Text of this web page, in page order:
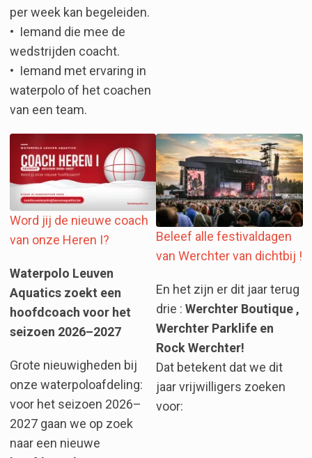
per week kan begeleiden.
•⁠ ⁠Iemand die mee de
wedstrijden coacht.
•⁠ ⁠Iemand met ervaring in
waterpolo of het coachen
van een team.
Word jij de nieuwe coach
van onze Heren I?
Waterpolo Leuven
Aquatics zoekt een
hoofdcoach voor het
seizoen 2026–2027
Grote nieuwigheden bij
onze waterpoloafdeling:
voor het seizoen 2026–
2027 gaan we op zoek
naar een nieuwe
Beleef alle festivaldagen
van Werchter van dichtbij !
En het zijn er dit jaar terug
drie : Werchter Boutique ,
Werchter Parklife en
Rock Werchter!
Dat betekent dat we dit
jaar vrijwilligers zoeken
voor: